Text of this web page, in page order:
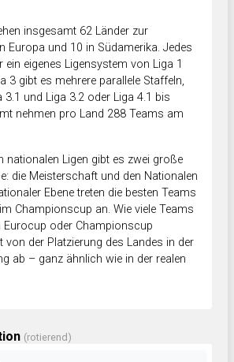
insgesamt 62 Länder zur
Europa und 10 in Südamerika. Jedes
ein eigenes Ligensystem von Liga 1
3 gibt es mehrere parallele Staffeln,
3.1 und Liga 3.2 oder Liga 4.1 bis
nehmen pro Land 288 Teams am
nationalen Ligen gibt es zwei große
die Meisterschaft und den Nationalen
Ebene treten die besten Teams
Championscup an. Wie viele Teams
Eurocup oder Championscup
von der Platzierung des Landes in der
ab – ganz ähnlich wie in der realen
(rotierend)